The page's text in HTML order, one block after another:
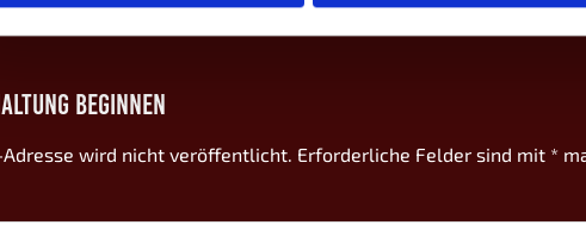
2MP 5 -6 56.6
BEGINNEN
wird nicht veröffentlicht. Erforderliche Felder sind mit *